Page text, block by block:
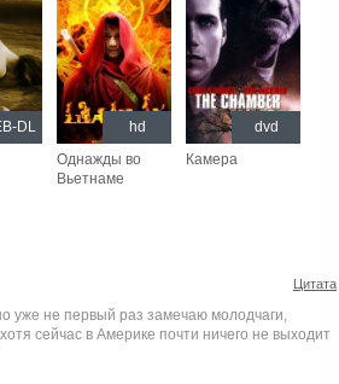
DL
Однажды во
Вьетнаме
hd
Камера
dvd
Цитата
уже не первый раз замечаю молодчаги,
сейчас в Америке почти ничего не выходит